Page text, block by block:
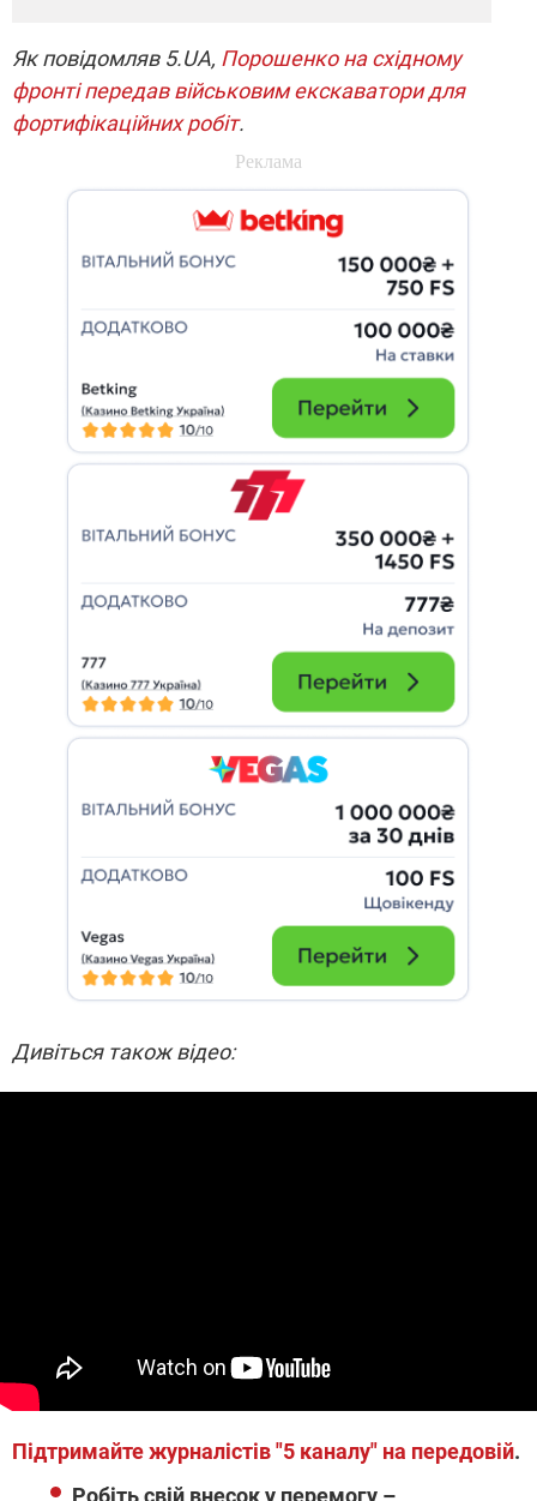
Як повідомляв 5.UA, Порошенко на східному
фронті передав військовим екскаватори для
фортифікаційних робіт.
Дивіться також відео:
Підтримайте журналістів "5 каналу" на передовій.
Робіть свій внесок у перемогу –